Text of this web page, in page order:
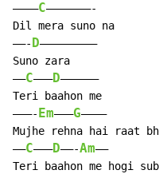
————C———————-
Dil mera suno na
——- D————————–
Suno zara
——C——–D—————–
Teri baahon me
———- Em——–G———–
Mujhe rehna hai raat
——C———D——-Am—–
Teri baahon me hogi